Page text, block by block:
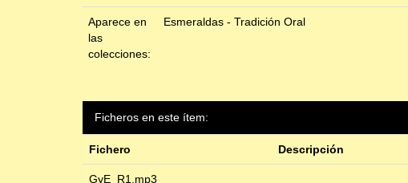
Aparece en
las
colecciones:
Esmeraldas - Tradición Oral
Ficheros en este ítem:
Fichero Descripción
GyE_R1.mp3